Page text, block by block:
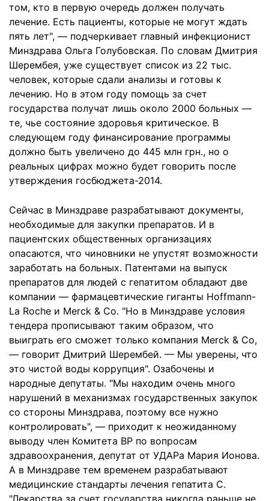
том, кто в первую очередь должен получать
лечение. Есть пациенты, которые не могут ждать
пять лет", — подчеркивает главный инфекционист
Минздрава Ольга Голубовская. По словам Дмитрия
Шерембея, уже существует список из 22 тыс.
человек, которые сдали анализы и готовы к
лечению. Но в этом году помощь за счет
государства получат лишь около 2000 больных —
те, чье состояние здоровья критическое. В
следующем году финансирование программы
должно быть увеличено до 445 млн грн., но о
реальных цифрах можно будет говорить после
утверждения госбюджета-2014.
Сейчас в Минздраве разрабатывают документы,
необходимые для закупки препаратов. И в
пациентских общественных организациях
опасаются, что чиновники не упустят возможности
заработать на больных. Патентами на выпуск
препаратов для людей с гепатитом обладают две
компании — фармацевтические гиганты Hoffmann-
La Roche и Merck & Co. "Но в Минздраве условия
тендера прописывают таким образом, что
выиграть его сможет только компания Merck & Co,
— говорит Дмитрий Шерембей. — Мы уверены, что
это чистой воды коррупция". Озабочены и
народные депутаты. "Мы находим очень много
нарушений в механизмах государственных закупок
со стороны Минздрава, поэтому все нужно
контролировать", — приходит к неожиданному
выводу член Комитета ВР по вопросам
здравоохранения, депутат от УДАРа Мария Ионова.
А в Минздраве тем временем разрабатывают
медицинские стандарты лечения гепатита С.
"Лекарства за счет государства никогда раньше не